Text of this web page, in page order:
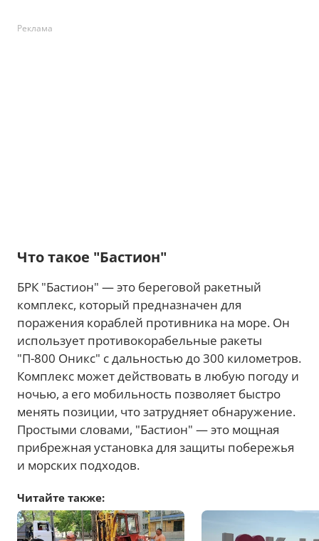
Реклама
Что такое "Бастион"
БРК "Бастион" — это береговой ракетный
комплекс, который предназначен для
поражения кораблей противника на море. Он
использует противокорабельные ракеты
"П-800 Оникс" с дальностью до 300 километров.
Комплекс может действовать в любую погоду и
ночью, а его мобильность позволяет быстро
менять позиции, что затрудняет обнаружение.
Простыми словами, "Бастион" — это мощная
прибрежная установка для защиты побережья
и морских подходов.
Читайте также: